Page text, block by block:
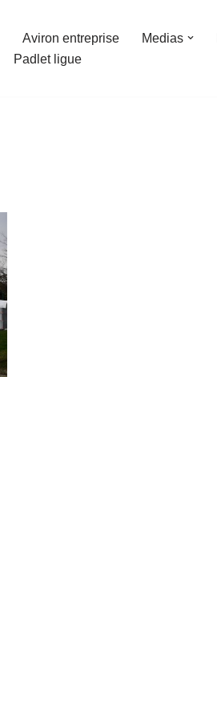
Aviron entreprise Medias
Padlet ligue